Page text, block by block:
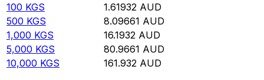
100 KGS 1.61932 AUD
500 KGS 8.09661 AUD
1,000 KGS 16.1932 AUD
5,000 KGS 80.9661 AUD
10,000 KGS 161.932 AUD